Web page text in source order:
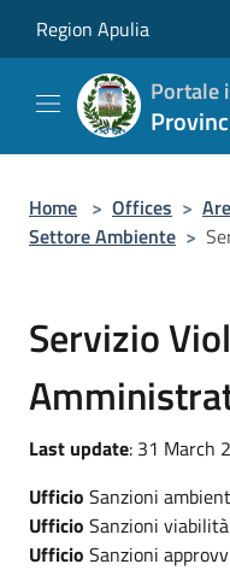
Region Apulia
Portale
Home > Offices >
Settore Ambiente >
Servizio
Last update: 31 March
Ufficio Sanzioni
Ufficio Sanzioni viabilità
Ufficio Sanzioni